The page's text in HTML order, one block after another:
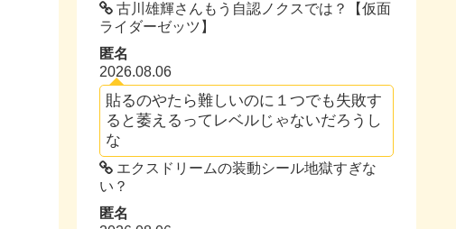
古川雄輝さんもう自認ノクスでは？【仮面
ライダーゼッツ】
匿名
2026.08.06
貼るのやたら難しいのに１つでも失敗す
ると萎えるってレベルじゃないだろうし
な
エクスドリームの装動シール地獄すぎな
い？
匿名